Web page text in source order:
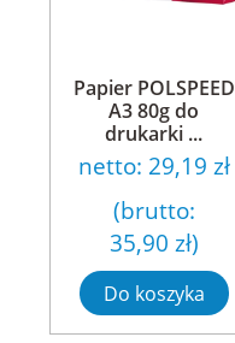
Papier POLSPEED
A3 80g do
drukarki ...
netto: 29,19 zł
(brutto:
35,90 zł)
Do koszyka